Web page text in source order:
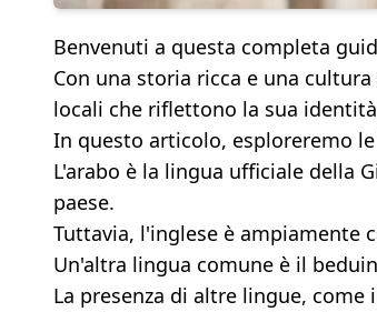
Benvenuti a questa completa
Con una storia ricca e una
locali che riflettono la sua
In questo articolo, esploreremo
L'arabo è la lingua ufficiale della
paese.
Tuttavia, l'inglese è ampiamente
Un'altra lingua comune è il
La presenza di altre lingue,